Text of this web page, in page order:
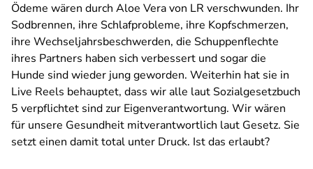
Ödeme wären durch Aloe Vera von LR verschwunden. Ihr
Sodbrennen, ihre Schlafprobleme, ihre Kopfschmerzen,
ihre Wechseljahrsbeschwerden, die Schuppenflechte
ihres Partners haben sich verbessert und sogar die
Hunde sind wieder jung geworden. Weiterhin hat sie in
Live Reels behauptet, dass wir alle laut Sozialgesetzbuch
5 verpflichtet sind zur Eigenverantwortung. Wir wären
für unsere Gesundheit mitverantwortlich laut Gesetz. Sie
setzt einen damit total unter Druck. Ist das erlaubt?